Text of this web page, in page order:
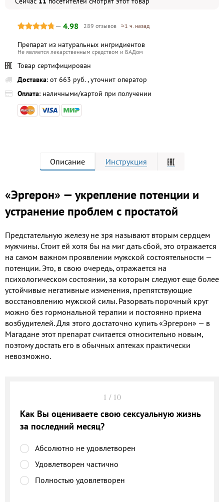
— 4.98 289 отзывов ≈1 ч. назад
Препарат из натуральных ингридиентов
Не является лекарственным средством и БАДом
Товар сертифицирован
Доставка: от 663 руб. , уточнит оператор
Оплата: наличными/картой при получении
Описание Инструкция
«Эргерон» — укрепление потенции и
устранение проблем с простатой
Предстательную железу не зря называют вторым сердцем
мужчины. Стоит ей хотя бы на миг дать сбой, это отражается
на самом важном проявлении мужской состоятельности —
потенции. Это, в свою очередь, отражается на
психологическом состоянии, за которым следуют еще более
устойчивые негативные изменения, препятствующие
восстановлению мужской силы. Разорвать порочный круг
можно без гормональной терапии и постоянно приема
возбудителей. Для этого достаточно купить «Эргерон» — в
Магадане этот препарат считается относительно новым,
поэтому достать его в обычных аптеках практически
невозможно.
1 / 10
Как Вы оцениваете свою сексуальную жизнь
за последний месяц?
Абсолютно не удовлетворен
Удовлетворен частично
Полностью удовлетворен